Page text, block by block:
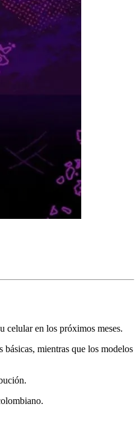
celular en los próximos meses.
mientras que los modelos